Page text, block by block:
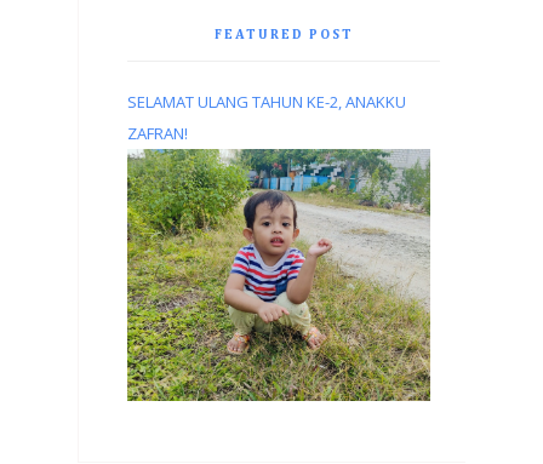
FEATURED POST
SELAMAT ULANG TAHUN KE-2, ANAKKU
ZAFRAN!